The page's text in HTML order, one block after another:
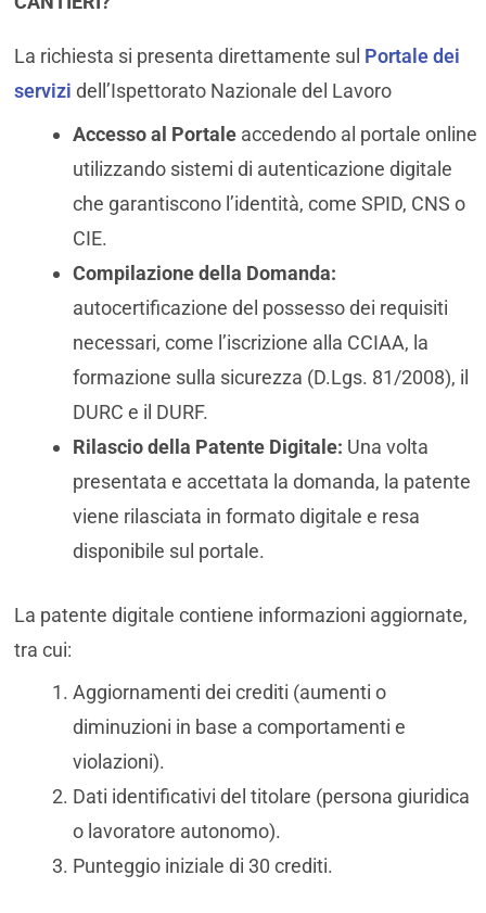
La richiesta si presenta direttamente sul Portale dei
servizi dell’Ispettorato Nazionale del Lavoro
Accesso al Portale accedendo al portale online
utilizzando sistemi di autenticazione digitale
che garantiscono l’identità, come SPID, CNS o
CIE.
Compilazione della Domanda:
autocertificazione del possesso dei requisiti
necessari, come l’iscrizione alla CCIAA, la
formazione sulla sicurezza (D.Lgs. 81/2008), il
DURC e il DURF.
Rilascio della Patente Digitale: Una volta
presentata e accettata la domanda, la patente
viene rilasciata in formato digitale e resa
disponibile sul portale.
La patente digitale contiene informazioni aggiornate,
tra cui:
Aggiornamenti dei crediti (aumenti o
diminuzioni in base a comportamenti e
violazioni).
Dati identificativi del titolare (persona giuridica
o lavoratore autonomo).
Punteggio iniziale di 30 crediti.